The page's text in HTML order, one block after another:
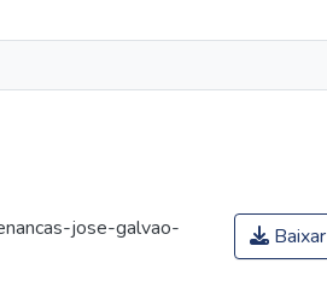
jose-galvao-
Baixar